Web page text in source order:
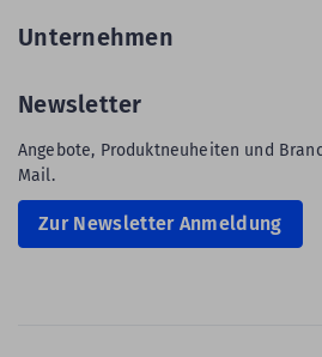
Unternehmen
Newsletter
Angebote, Produktneuheiten und
Mail.
Zur Newsletter Anmeldung